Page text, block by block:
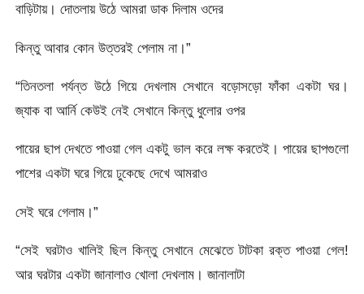
বাড়িটায়। দোতলায় উঠে আমরা ডাক দিলাম ওদের
কিন্তু আবার কোন উত্তরই পেলাম না।”
“তিনতলা পর্যন্ত উঠে গিয়ে দেখলাম সেখানে বড়োসড়ো ফাঁকা একটা ঘর।
জ্যাক বা আর্নি কেউই নেই সেখানে কিন্তু ধুলোর ওপর
পায়ের ছাপ দেখতে পাওয়া গেল একটু ভাল করে লক্ষ করতেই। পায়ের ছাপগুলো
পাশের একটা ঘরে গিয়ে ঢুকেছে দেখে আমরাও
সেই ঘরে গেলাম।”
“সেই ঘরটাও খালিই ছিল কিন্তু সেখানে মেঝেতে টাটকা রক্ত পাওয়া গেল!
আর ঘরটার একটা জানালাও খোলা দেখলাম। জানালাটা